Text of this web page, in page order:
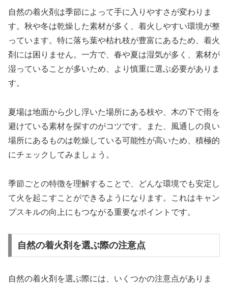
自然の着火剤は季節によって手に入りやすさが変わりま
す。秋や冬は乾燥した素材が多く、着火しやすい環境が整
っています。特に落ち葉や枯れ枝が豊富にあるため、着火
剤には困りません。一方で、春や夏は湿気が多く、素材が
湿っていることが多いため、より慎重に選ぶ必要がありま
す。
夏場は地面から少し浮いた場所にある枝や、木の下で雨を
避けている素材を探すのがコツです。また、風通しの良い
場所にあるものは乾燥している可能性が高いため、積極的
にチェックしてみましょう。
季節ごとの特徴を理解することで、どんな環境でも安定し
て火を起こすことができるようになります。これはキャン
プスキルの向上にもつながる重要なポイントです。
自然の着火剤を選ぶ際の注意点
自然の着火剤を選ぶ際には、いくつかの注意点がありま